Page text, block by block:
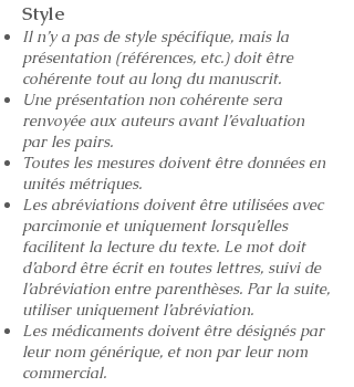
Style
Il n’y a pas de style spécifique, mais la
présentation (références, etc.) doit être
cohérente tout au long du manuscrit.
Une présentation non cohérente sera
renvoyée aux auteurs avant l’évaluation
par les pairs.
Toutes les mesures doivent être données en
unités métriques.
Les abréviations doivent être utilisées avec
parcimonie et uniquement lorsqu’elles
facilitent la lecture du texte. Le mot doit
d’abord être écrit en toutes lettres, suivi de
l’abréviation entre parenthèses. Par la suite,
utiliser uniquement l’abréviation.
Les médicaments doivent être désignés par
leur nom générique, et non par leur nom
commercial.